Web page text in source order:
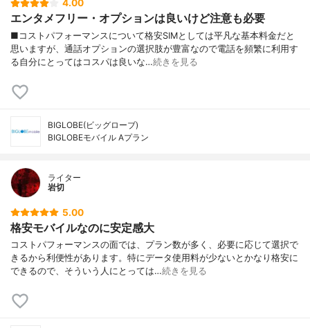
4.00
エンタメフリー・オプションは良いけど注意も必要
■コストパフォーマンスについて格安SIMとしては平凡な基本料金だと
思いますが、通話オプションの選択肢が豊富なので電話を頻繁に利用す
る自分にとってはコスパは良いな…続きを見る
BIGLOBE(ビッグローブ)
BIGLOBEモバイル Aプラン
ライター
岩切
5.00
格安モバイルなのに安定感大
コストパフォーマンスの面では、プラン数が多く、必要に応じて選択で
きるから利便性があります。特にデータ使用料が少ないとかなり格安に
できるので、そういう人にとっては…続きを見る